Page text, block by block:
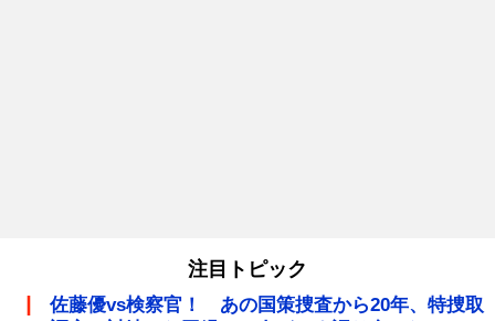
注目トピック
佐藤優vs検察官！ あの国策捜査から20年、特捜取